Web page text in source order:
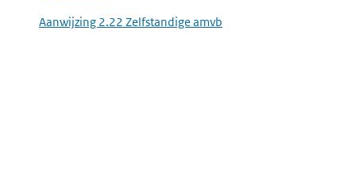
Aanwijzing 2.22 Zelfstandige amvb